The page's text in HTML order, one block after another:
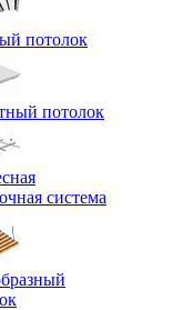
потолок
потолок
система